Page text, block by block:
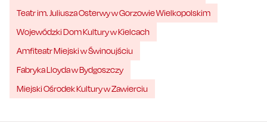
Teatr im. Juliusza Osterwy w Gorzowie Wielkopolskim
Wojewódzki Dom Kultury w Kielcach
Amfiteatr Miejski w Świnoujściu
Fabryka Lloyda w Bydgoszczy
Miejski Ośrodek Kultury w Zawierciu